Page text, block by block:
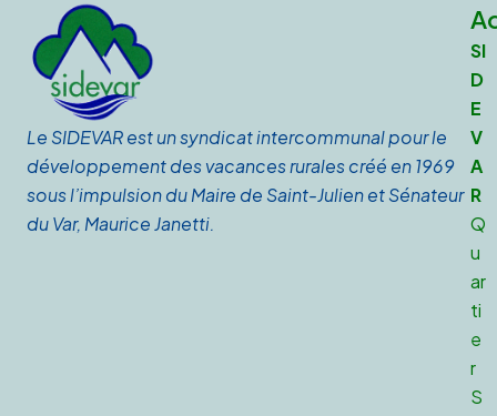
Le SIDEVAR est un syndicat intercommunalpour le
développement des vacances ruralescréé en 1969
sous l’impulsion du Maire de Saint-Julien et Sénateur
du Var, Maurice Janetti.
SI
D
E
V
A
R
Q
u
ar
ti
e
r
S